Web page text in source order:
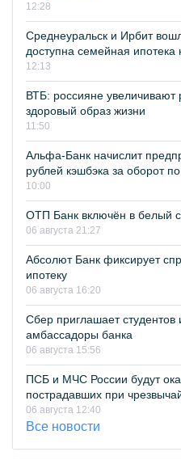
12:28
Среднеуральск и Ирбит
доступна семейная ипотека
12:13
ВТБ: россияне увеличивают
здоровый образ жизни
11:50
Альфа-Банк начислит
рублей кэшбэка за оборот
10:00
ОТП Банк включён в белый
06 августа 21:27
Абсолют Банк фиксирует
ипотеку
06 августа 16:20
Сбер приглашает студентов
амбассадоры банка
06 августа 15:56
ПСБ и МЧС России будут
пострадавших при
06 августа 12:40
Все новости